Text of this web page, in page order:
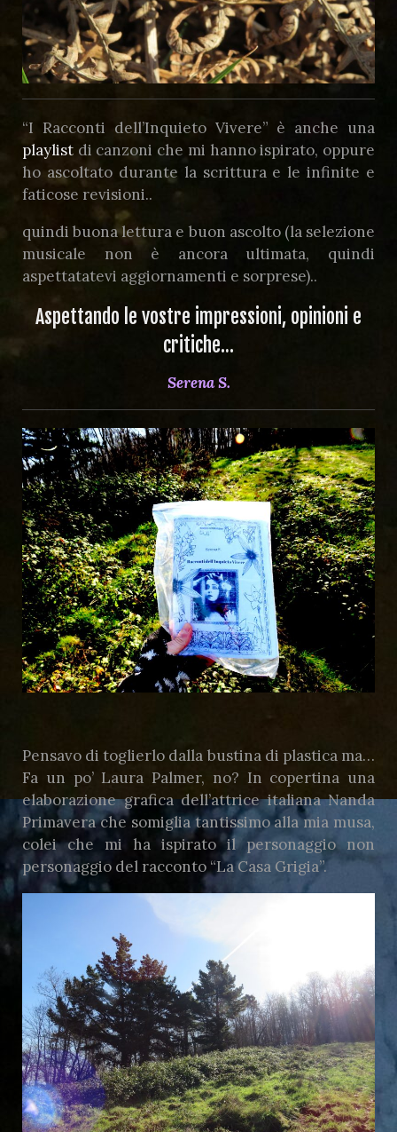
“I Racconti dell’Inquieto Vivere” è anche una
playlist di canzoni che mi hanno ispirato, oppure
ho ascoltato durante la scrittura e le infinite e
faticose revisioni..
quindi buona lettura e buon ascolto (la selezione
musicale non è ancora ultimata, quindi
aspettatatevi aggiornamenti e sorprese)..
Aspettando le vostre impressioni, opinioni e
critiche…
Serena S.
Pensavo di toglierlo dalla bustina di plastica ma…
Fa un po’ Laura Palmer, no? In copertina una
elaborazione grafica dell’attrice italiana Nanda
Primavera che somiglia tantissimo alla mia musa,
colei che mi ha ispirato il personaggio non
personaggio del racconto “La Casa Grigia”.